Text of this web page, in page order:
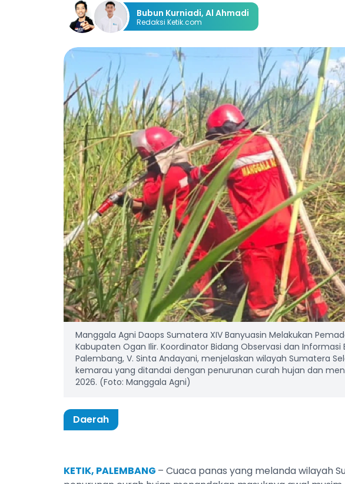
Bubun Kurniadi, Al Ahmadi
Redaksi Ketik.com
Manggala Agni Daops Sumatera XIV Banyuasin Melakukan
Kabupaten Ogan Ilir. Koordinator Bidang Observasi dan Informasi
Palembang, V. Sinta Andayani, menjelaskan wilayah Sumatera
kemarau yang ditandai dengan penurunan curah hujan dan
2026. (Foto: Manggala Agni)
Daerah
KETIK, PALEMBANG – Cuaca panas yang melanda wilayah